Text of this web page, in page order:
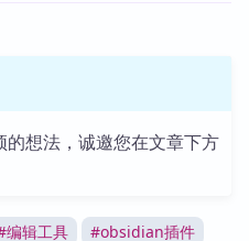
想法，诚邀您在文章下方
编辑工具 #obsidian插件